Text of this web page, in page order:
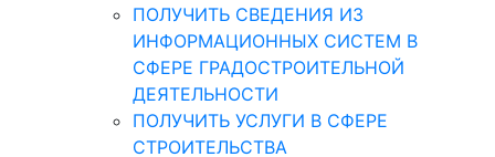
ПОЛУЧИТЬ СВЕДЕНИЯ ИЗ
ИНФОРМАЦИОННЫХ СИСТЕМ В
СФЕРЕ ГРАДОСТРОИТЕЛЬНОЙ
ДЕЯТЕЛЬНОСТИ
ПОЛУЧИТЬ УСЛУГИ В СФЕРЕ
СТРОИТЕЛЬСТВА